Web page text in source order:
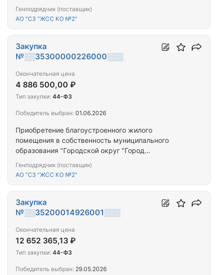
переселяемым из аварийного жилищного фонда
Генподрядчик (поставщик)
АО "СЗ "ЖСС КО №2"
Приобретение благоустроенного жилого
помещения в собственность муниципального
образования "Городской округ "Город
переселяемым из аварийного жилищного фонда
Генподрядчик (поставщик)
АО "СЗ "ЖСС КО №2"
Закупка
№░░35300000226000░░░
Окончательная цена
4 886 500,00 ₽
Тип закупки: 44-ФЗ
Победитель выбран: 01.06.2026
Закупка
№░░35200014926001░░░
Окончательная цена
12 652 365,13 ₽
Тип закупки: 44-ФЗ
Победитель выбран: 29.05.2026